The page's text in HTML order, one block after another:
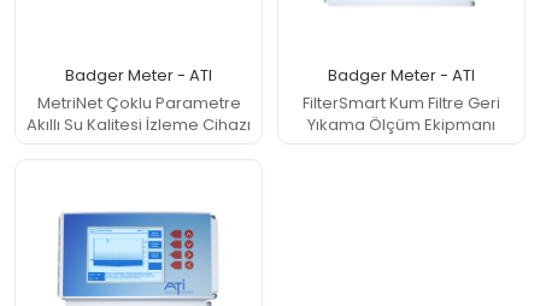
Online Sistemleri
Validasyon Sistemleri
ve Kestirimci Bakım Cihazları
Stokes Alev Sensörleri
Badger Meter - ATI
MetriNet Çoklu Parametre
Akıllı Su Kalitesi İzleme Cihazı
Badger Meter - ATI
FilterSmart Kum Filtre Geri
Yıkama Ölçüm Ekipmanı